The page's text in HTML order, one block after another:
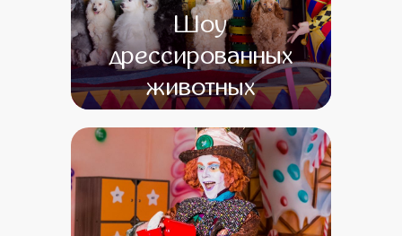
Шоу
дрессированных
животных
от 0 от 0